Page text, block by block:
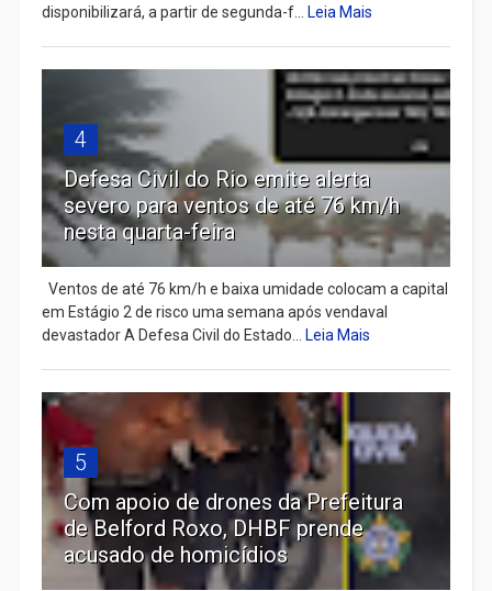
disponibilizará, a partir de segunda-f...
Leia Mais
4
Defesa Civil do Rio emite alerta
severo para ventos de até 76 km/h
nesta quarta-feira
Ventos de até 76 km/h e baixa umidade colocam a capital
em Estágio 2 de risco uma semana após vendaval
devastador A Defesa Civil do Estado...
Leia Mais
5
Com apoio de drones da Prefeitura
de Belford Roxo, DHBF prende
acusado de homicídios